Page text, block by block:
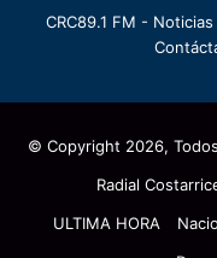
CRC89.1 FM -
© Copyright 2026,
Radial
ULTIMA HORA